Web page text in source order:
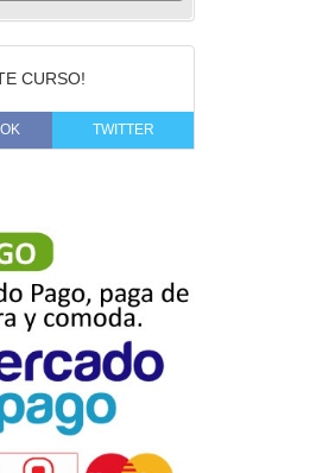
CURSO!
TWITTER